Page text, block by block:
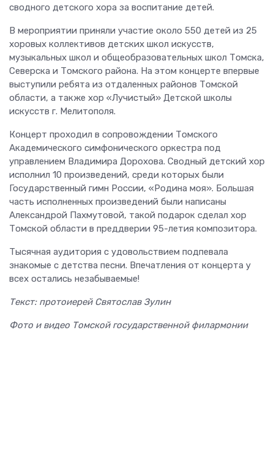
сводного детского хора за воспитание детей.
В мероприятии приняли участие около 550 детей из 25
хоровых коллективов детских школ искусств,
музыкальных школ и общеобразовательных школ Томска,
Северска и Томского района. На этом концерте впервые
выступили ребята из отдаленных районов Томской
области, а также хор «Лучистый» Детской школы
искусств г. Мелитополя.
Концерт проходил в сопровождении Томского
Академического симфонического оркестра под
управлением Владимира Дорохова. Сводный детский хор
исполнил 10 произведений, среди которых были
Государственный гимн России, «Родина моя». Большая
часть исполненных произведений были написаны
Александрой Пахмутовой, такой подарок сделал хор
Томской области в преддверии 95-летия композитора.
Тысячная аудитория с удовольствием подпевала
знакомые с детства песни. Впечатления от концерта у
всех остались незабываемые!
Текст: протоиерей Святослав Зулин
Фото и видео Томской государственной филармонии